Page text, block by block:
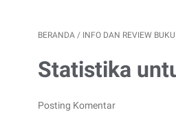
BERANDA / INFO DAN REVIEW BUKU
Statistika
Posting Komentar